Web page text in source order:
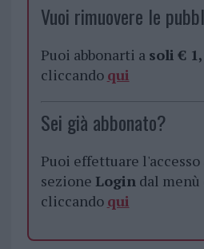
Vuoi rimuovere le
Puoi abbonarti a soli €
cliccando qui
Sei già abbonato?
Puoi effettuare
sezione Logindal menù
cliccando qui